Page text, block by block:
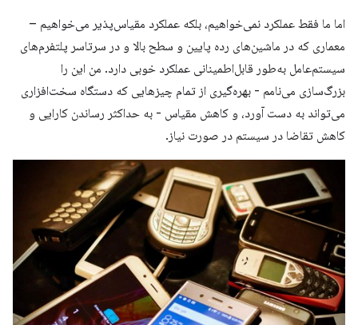
اما ما فقط عملکرد نمی‌خواهیم، ​​بلکه عملکرد مقیاس‌پذیر می‌خواهیم –
معماری که در ماشین‌های رده پایین و سطح بالا و در سرتاسر پلتفرم‌های
سیستم‌عامل به‌طور قابل‌اطمینانی عملکرد خوبی دارد. من این را
بزرگ‌سازی می‌نامم - بهره‌گیری از تمام چیزهایی که دستگاه سخت‌افزاری
می‌تواند به دست آورد، و کاهش مقیاس - به حداکثر رساندن کارایی و
کاهش تقاضا در سیستم در صورت نیاز.